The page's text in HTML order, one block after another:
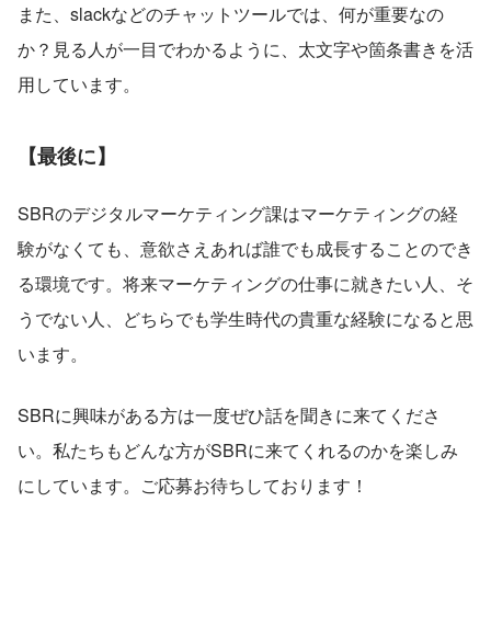
また、slackなどのチャットツールでは、何が重要なの
か？見る人が一目でわかるように、太文字や箇条書きを活
用しています。
【最後に】
SBRのデジタルマーケティング課はマーケティングの経
験がなくても、意欲さえあれば誰でも成長することのでき
る環境です。将来マーケティングの仕事に就きたい人、そ
うでない人、どちらでも学生時代の貴重な経験になると思
います。
SBRに興味がある方は一度ぜひ話を聞きに来てくださ
い。私たちもどんな方がSBRに来てくれるのかを楽しみ
にしています。ご応募お待ちしております！